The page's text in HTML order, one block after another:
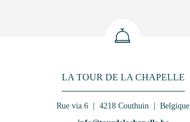
LA TOUR DE LA CHAPELLE
Rue via 6 | 4218 Couthuin | Belgique